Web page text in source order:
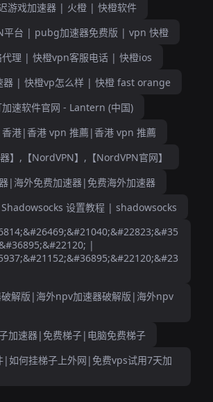
游戏加速器 | 火橙 | 快橙软件
平台 | pubg加速器免费版 | vpn 快橙
代理 | 快橙vpn客服电话 | 快橙ios
器 | 快橙vp怎么样 | 快橙 fast orange
速软件官网 - Lantern (中国)
港|香港 vpn 推薦|香港 vpn 推薦
】,【NordVPN】,【NordVPN官网】
|海外免费加速器|免费海外加速器
设置教程 | shadowsocks
|
解版|海外npv加速器破解版|海外npv
加速器|免费梯子|电脑免费梯子
|如何挂梯子上外网|免费vps试用7天加